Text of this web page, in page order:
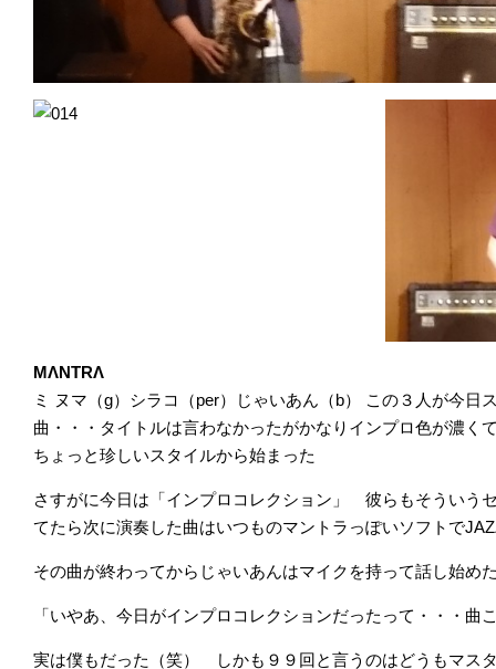
MΛNTRΛ
ミ ヌマ（g）シラコ（per）じゃいあん（b） この３人が今日
曲・・・タイトルは言わなかったがかなりインプロ色が濃く
ちょっと珍しいスタイルから始まった
さすがに今日は「インプロコレクション」 彼らもそういう
てたら次に演奏した曲はいつものマントラっぽいソフトで
その曲が終わってからじゃいあんはマイクを持って話し始め
「いやあ、今日がインプロコレクションだったって・・・曲
実は僕もだった（笑） しかも９９回と言うのはどうもマス